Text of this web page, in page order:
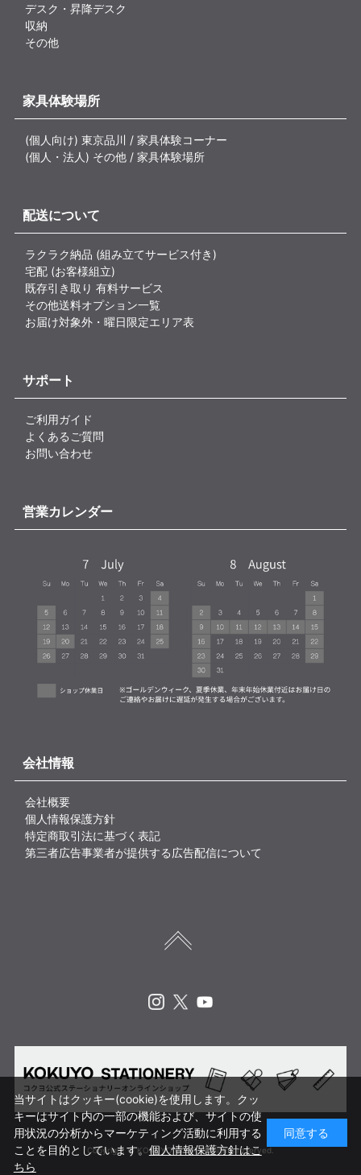
デスク・昇降デスク
収納
その他
家具体験場所
(個人向け) 東京品川 / 家具体験コーナー
(個人・法人) その他 / 家具体験場所
配送について
ラクラク納品 (組み立てサービス付き)
宅配 (お客様組立)
既存引き取り 有料サービス
その他送料オプション一覧
お届け対象外・曜日限定エリア表
サポート
ご利用ガイド
よくあるご質問
お問い合わせ
営業カレンダー
会社情報
会社概要
個人情報保護方針
特定商取引法に基づく表記
第三者広告事業者が提供する広告配信について
Copyright © KOKUYO CORP. All rights reserved.
当サイトはクッキー(cookie)を使用します。クッ
キーはサイト内の一部の機能および、サイトの使
用状況の分析からマーケティング活動に利用する
ことを目的としています。個人情報保護方針はこ
ちら
同意する